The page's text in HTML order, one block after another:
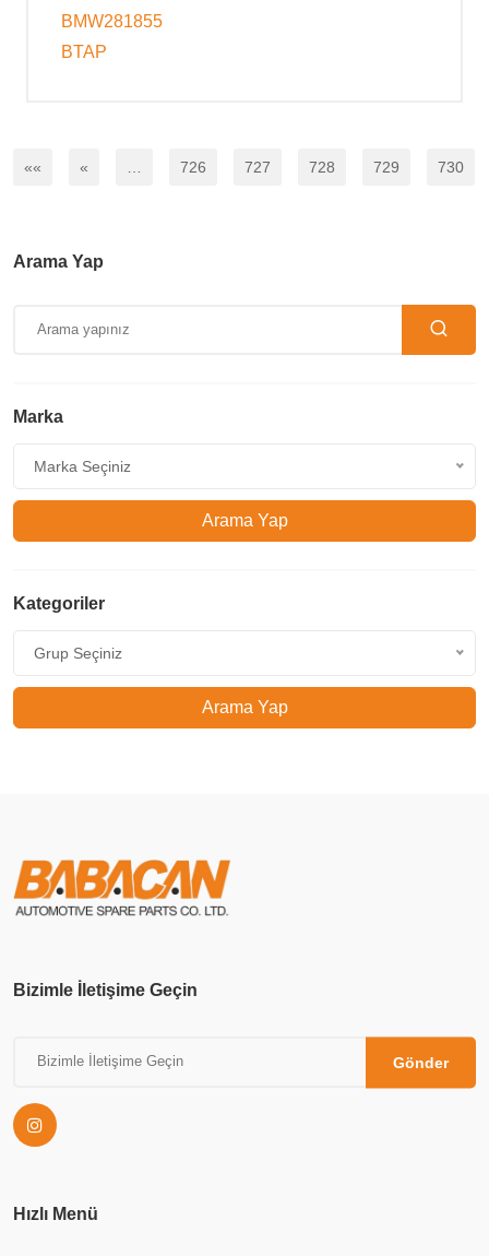
Arama Yap
Marka
Marka Seçiniz
Arama Yap
Kategoriler
Grup Seçiniz
Arama Yap
BMW281855
BTAP
«« « 726 727 728 729 730
Bizimle İletişime Geçin
Gönder
Hızlı Menü